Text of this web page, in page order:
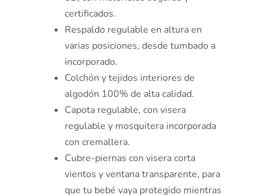
certificados.
Respaldo regulable en altura en
varias posiciones, desde tumbado a
incorporado.
Colchón y tejidos interiores de
algodón 100% de alta calidad.
Capota regulable, con visera
regulable y mosquitera incorporada
con cremallera.
Cubre-piernas con visera corta
vientos y ventana transparente, para
que tu bebé vaya protegido mientras